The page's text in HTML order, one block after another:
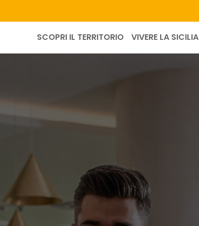
SCOPRI IL TERRITORIO VIVERE LA SICILIA